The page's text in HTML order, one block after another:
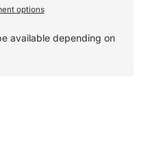
options
available depending on